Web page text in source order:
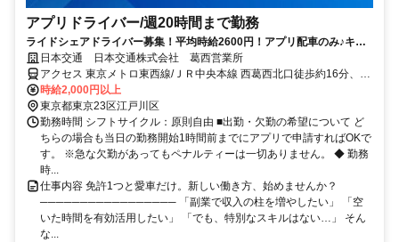
アプリドライバー/週20時間まで勤務
ライドシェアドライバー募集！平均時給2600円！アプリ配車のみ♪キャ
ッシュレス決済でかんたん
日本交通 日本交通株式会社 葛西営業所
アクセス 東京メトロ東西線/ＪＲ中央本線 西葛西北口徒歩約16分、都
営新宿線 船堀南口徒歩約18分
時給2,000円以上
東京都東京23区江戸川区
勤務時間 シフトサイクル：原則自由 ■出勤・欠勤の希望について ど
ちらの場合も当日の勤務開始1時間前までにアプリで申請すればOKで
す。 ※急な欠勤があってもペナルティーは一切ありません。 ◆ 勤務
時...
仕事内容 免許1つと愛車だけ。新しい働き方、始めませんか？
───────────────── 「副業で収入の柱を増やしたい」 「空
いた時間を有効活用したい」 「でも、特別なスキルはない…」 そん
な...